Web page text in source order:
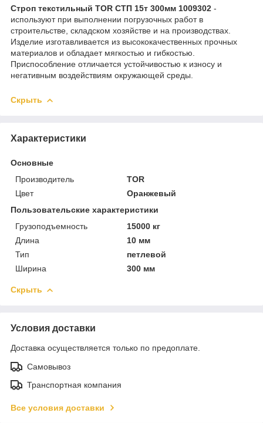
Строп текстильный TOR СТП 15т 300мм 1009302 -
используют при выполнении погрузочных работ в
строительстве, складском хозяйстве и на производствах.
Изделие изготавливается из высококачественных прочных
материалов и обладает мягкостью и гибкостью.
Приспособление отличается устойчивостью к износу и
негативным воздействиям окружающей среды.
Скрыть
Характеристики
Основные
Производитель
TOR
Цвет
Оранжевый
Пользовательские характеристики
Грузоподъемность
15000 кг
Длина
10 мм
Тип
петлевой
Ширина
300 мм
Скрыть
Условия доставки
Доставка осуществляется только по предоплате.
Самовывоз
Транспортная компания
Все условия доставки